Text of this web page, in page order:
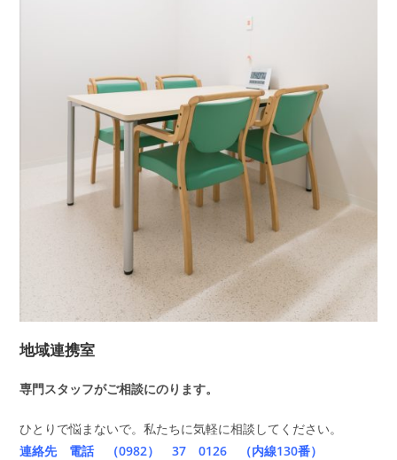
地域連携室
専門スタッフがご相談にのります。
ひとりで悩まないで。私たちに気軽に相談してください。
連絡先 電話 （0982） 37 0126 （内線130番）